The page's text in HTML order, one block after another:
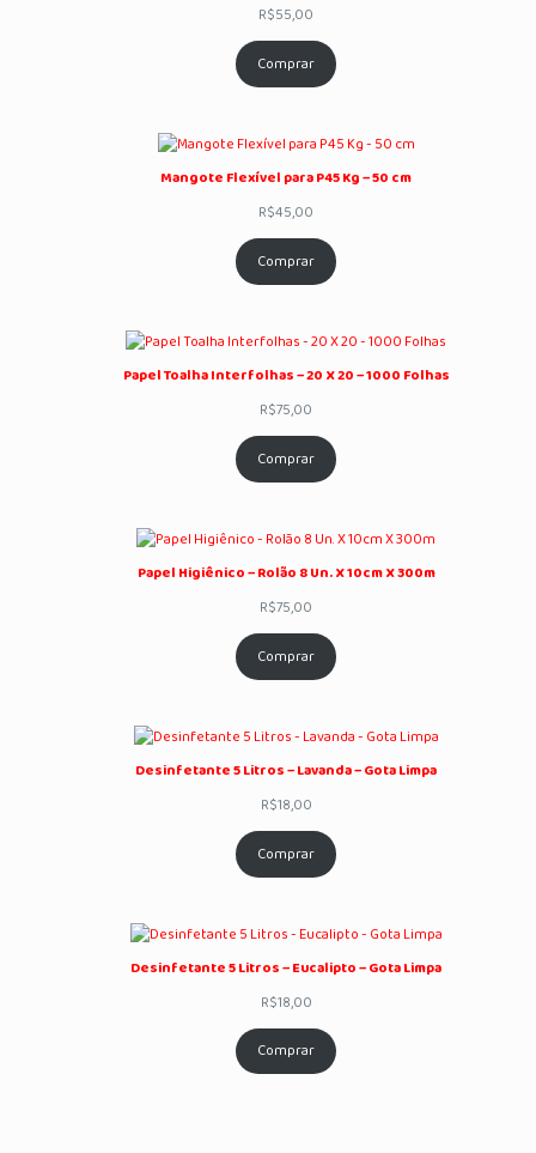
R$55,00
Comprar
Mangote Flexível para P45 Kg – 50 cm
R$45,00
Comprar
Papel Toalha Interfolhas – 20 X 20 – 1000 Folhas
R$75,00
Comprar
Papel Higiênico – Rolão 8 Un. X 10cm X 300m
R$75,00
Comprar
Desinfetante 5 Litros – Lavanda – Gota Limpa
R$18,00
Comprar
Desinfetante 5 Litros – Eucalipto – Gota Limpa
R$18,00
Comprar